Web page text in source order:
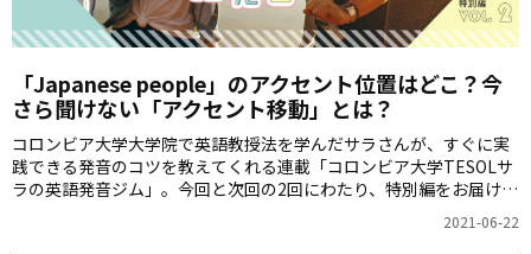
「Japanese people」のアクセント位置はどこ？今
さら聞けない「アクセント移動」とは？
コロンビア大学大学院で英語教授法を学んだサラさんが、すぐに実
践できる発音のコツを教えてくれる連載「コロンビア大学TESOLサ
ラの英語発音ジム」。今回と次回の2回にわたり、特別編をお届けい
2021-06-22